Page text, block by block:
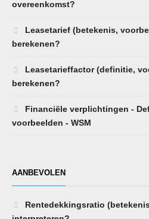
overeenkomst?
Leasetarief (betekenis,
berekenen?
Leasetarieffactor (definitie,
berekenen?
Financiële verplichtingen -
voorbeelden - WSM
AANBEVOLEN
Rentedekkingsratio